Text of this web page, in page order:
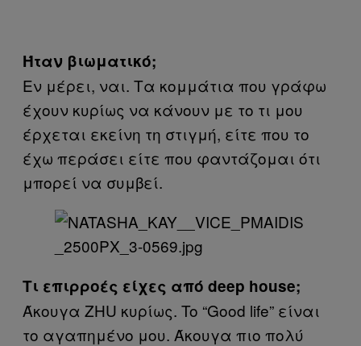
Ήταν βιωματικό;
Εν μέρει, ναι. Τα κομμάτια που γράφω
έχουν κυρίως να κάνουν με το τι μου
έρχεται εκείνη τη στιγμή, είτε που το
έχω περάσει είτε που φαντάζομαι ότι
μπορεί να συμβεί.
Τι επιρροές είχες από deep house;
Άκουγα ZHU κυρίως. To “Good life” είναι
το αγαπημένο μου. Άκουγα πιο πολύ